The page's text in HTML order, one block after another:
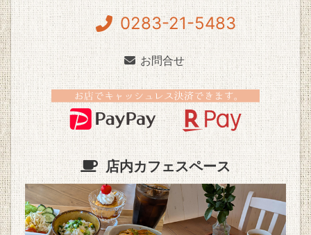
0283-21-5483
お問合せ
店内カフェスペース